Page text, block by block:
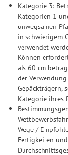
Kategorie 3:
Kategorien 1
unwegsamen
in schwierigem
verwendet
Können
als 60 cm
der
Gepäckträgern,
Kategorie ihres
Wege /
Fertigkeiten